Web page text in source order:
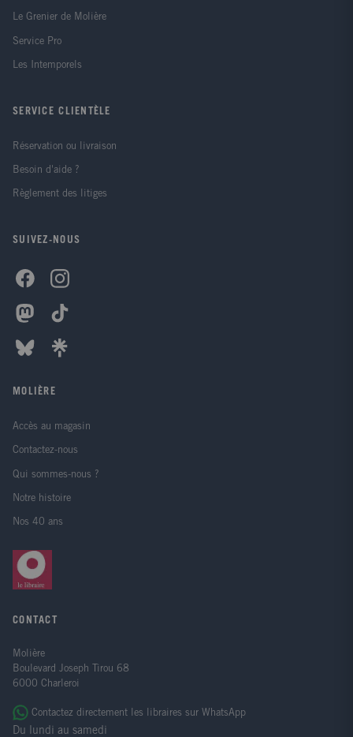
Le Grenier de Molière
Service Pro
Les Intemporels
SERVICE CLIENTÈLE
Réservation ou livraison
Besoin d'aide ?
Règlement des litiges
SUIVEZ-NOUS
MOLIÈRE
Accès au magasin
Contactez-nous
Qui sommes-nous ?
Notre histoire
Nos 40 ans
CONTACT
Molière
Boulevard Joseph Tirou 68
6000 Charleroi
Contactez directement les libraires sur WhatsApp
Du lundi au samedi